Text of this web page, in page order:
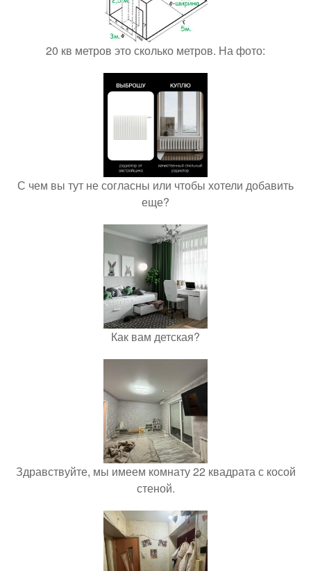
20 кв метров это сколько метров. На фото:
С чем вы тут не согласны или чтобы хотели добавить
еще?
Как вам детская?
Здравствуйте, мы имеем комнату 22 квадрата с косой
стеной.